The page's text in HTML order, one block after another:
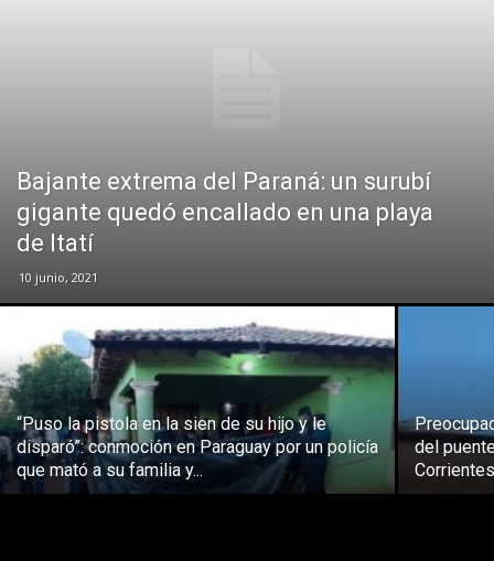
Bajante extrema del Paraná: un surubí
gigante quedó encallado en una playa
de Itatí
10 junio, 2021
“Puso la pistola en la sien de su hijo y le
disparó”: conmoción en Paraguay por un policía
que mató a su familia y...
del